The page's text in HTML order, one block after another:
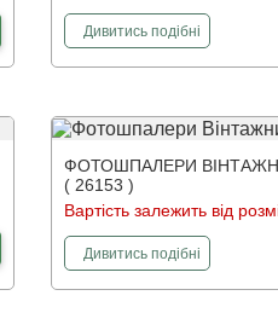
Дивитисьфотошпалери
подібніШироке
ФОТОШПАЛЕРИ
( 26153 )
Вартість залежить від
Дивитисьфотошпалери
подібніВінтажний